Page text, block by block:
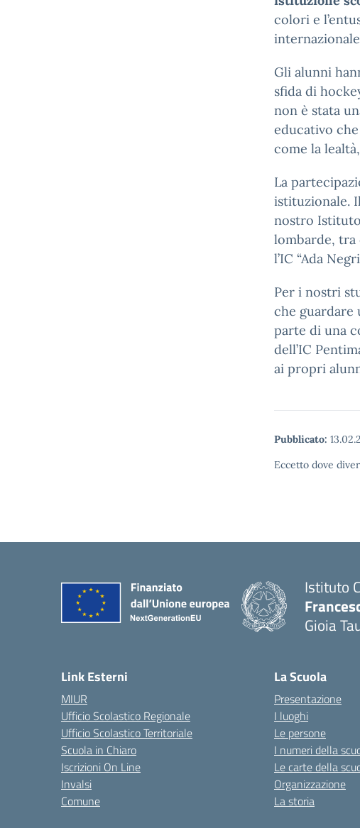
colori e
Gli alunni
sfida di
non è stata
educativo
come la
La
istituzionale.
nostro
lombarde, tra
l’IC “Ada
Per i nostri
che guardare
parte di una
dell’IC
ai propri
Pubblicato:
Eccetto dove
Istituto
Gioia
Link Esterni
MIUR
Ufficio Scolastico Regionale
Ufficio Scolastico Territoriale
Scuola in Chiaro
Iscrizioni On Line
Invalsi
Comune
La Scuola
Presentazione
I luoghi
Le persone
I numeri della
Le carte della
Organizzazione
La storia